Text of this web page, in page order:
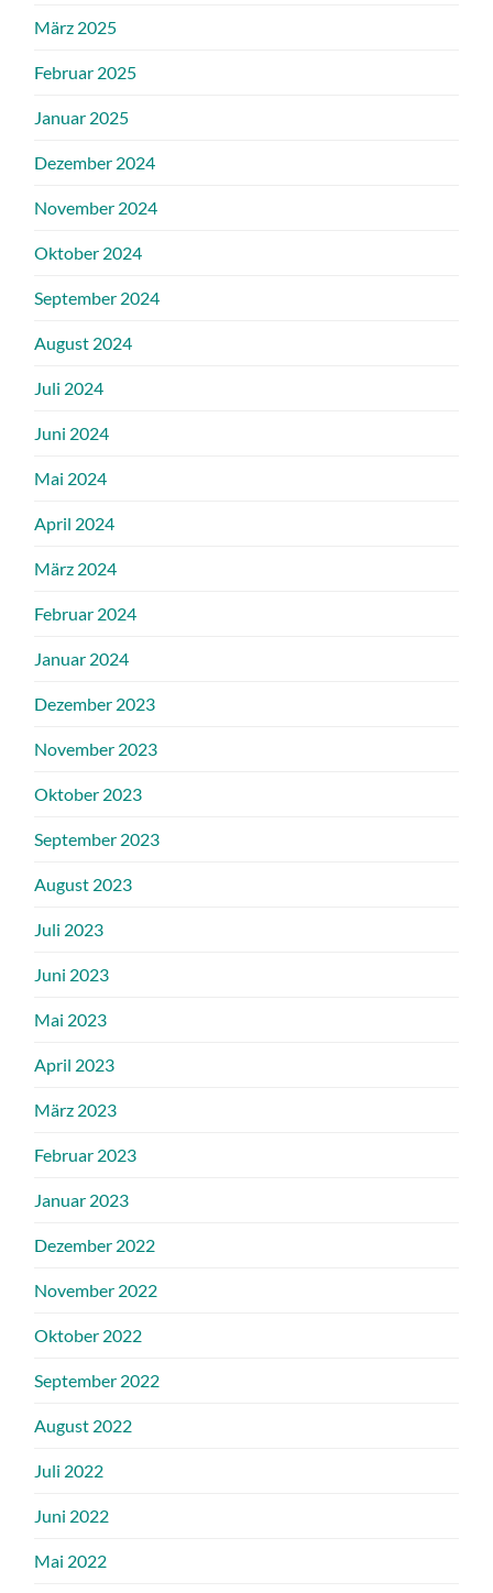
März 2025
Februar 2025
Januar 2025
Dezember 2024
November 2024
Oktober 2024
September 2024
August 2024
Juli 2024
Juni 2024
Mai 2024
April 2024
März 2024
Februar 2024
Januar 2024
Dezember 2023
November 2023
Oktober 2023
September 2023
August 2023
Juli 2023
Juni 2023
Mai 2023
April 2023
März 2023
Februar 2023
Januar 2023
Dezember 2022
November 2022
Oktober 2022
September 2022
August 2022
Juli 2022
Juni 2022
Mai 2022